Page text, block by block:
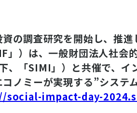
の調査研究を開始し、推
）は、一般財団法人社会
、「SIMI」）と共催で、
ノミーが実現する”システ
social-impact-day-